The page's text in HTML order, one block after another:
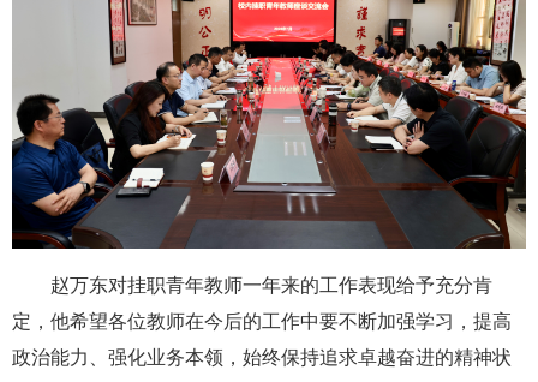
赵万东对挂职青年教师一年来的工作表现给予充分肯
定，他希望各位教师在今后的工作中要不断加强学习，提高
政治能力、强化业务本领，始终保持追求卓越奋进的精神状